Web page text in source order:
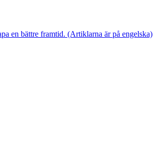
en bättre framtid. (Artiklarna är på engelska)